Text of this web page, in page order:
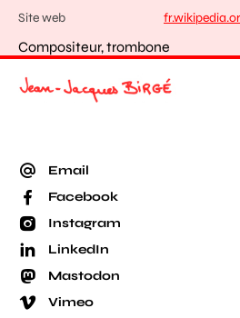
Site web
Compositeur, trombone
Email
Facebook
Instagram
LinkedIn
Mastodon
Vimeo